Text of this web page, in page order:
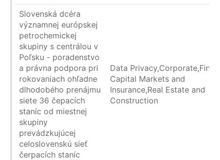
Slovenská dcéra
významnej európskej
petrochemickej
skupiny s centrálou v
Poľsku - poradenstvo
a právna podpora pri
rokovaniach ohľadne
dlhodobého prenájmu
siete 36 čepacích
staníc od miestnej
skupiny
prevádzkujúcej
celoslovenskú sieť
čerpacích staníc
Data
Capital Markets and
Insurance,Real Estate and
Construction